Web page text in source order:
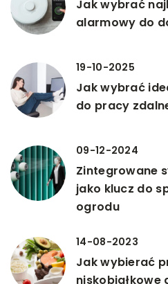
Jak wybrać
alarmowy do
19-10-2025
Jak wybrać
do pracy
09-12-2024
Zintegrowane
jako klucz do
ogrodu
14-08-2023
Jak wybierać
niskobiałkowe